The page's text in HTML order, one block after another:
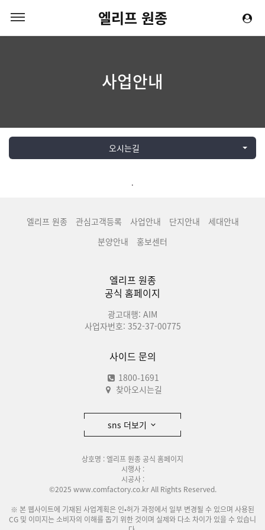
엘리프 원종
사업안내
오시는길
.
엘리프 원종 관심고객등록 사업안내 단지안내
세대안내
분양안내
홍보센터
엘리프 원종
공식 홈페이지
광고대행: AIM
사업자번호: 352-37-00775
사이드 문의
1800-1691
찾아오시는길
sns 더보기
상호명 : 엘리프 원종 공식 홈페이지
시행사 :
시공사 :
©2025 www.comfactory.co.kr All Rights Reserved.
※ 본 웹사이트에 기재된 사업계획은 인•허가 과정에서 일부 변경될 수 있으며 사용된
CG 및 이미지는 소비자의 이해를 돕기 위한 것이며 실제와 다소 차이가 있을 수 있습니